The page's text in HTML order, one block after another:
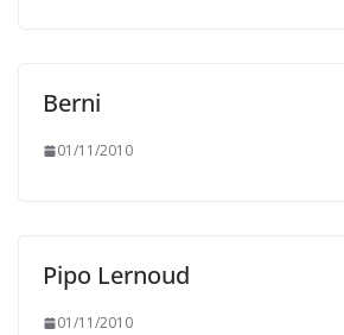
Berni
01/11/2010
Pipo Lernoud
01/11/2010